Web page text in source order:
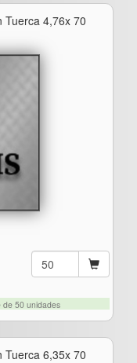
Tuerca 4,76x 70
de 50 unidades
Tuerca 6,35x 70